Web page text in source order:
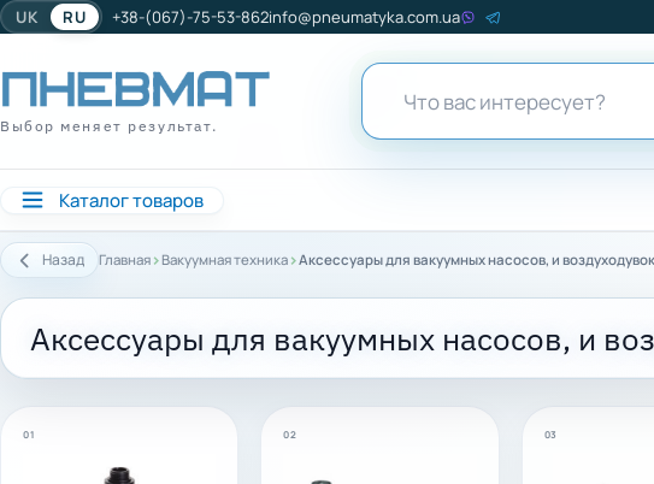
UK RU +38-(067)-75-53-862info@pneumatyka.com.ua
Выбор меняет результат.
Каталог товаров
Назад Главная › Вакуумная техника ›Аксессуары для вакуумных насосов, и воздуходувок
Аксессуары для вакуумных насосов, и
01 02 03